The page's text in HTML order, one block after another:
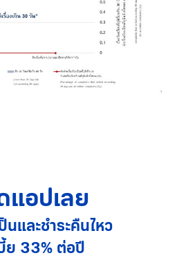
แอปเลย
นและชำระคืนไหว
ย 33% ต่อปี